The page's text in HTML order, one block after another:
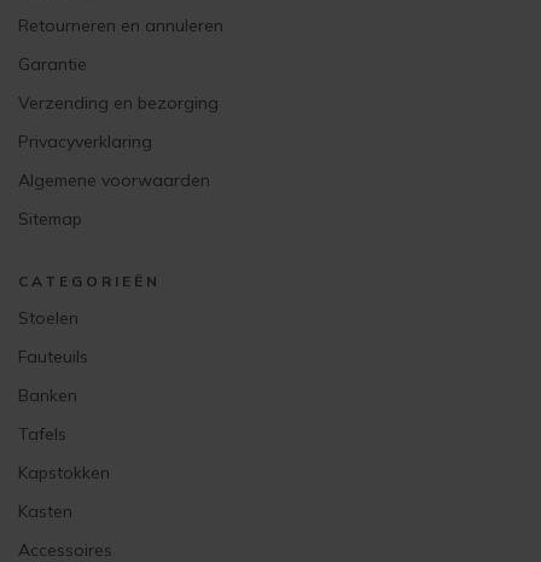
Retourneren en annuleren
Garantie
Verzending en bezorging
Privacyverklaring
Algemene voorwaarden
Sitemap
CATEGORIEËN
Stoelen
Fauteuils
Banken
Tafels
Kapstokken
Kasten
Accessoires